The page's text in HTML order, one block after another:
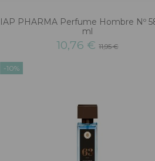
IAP PHARMA Perfume Hombre Nº
ml
10,76 €11,95 €
-10%